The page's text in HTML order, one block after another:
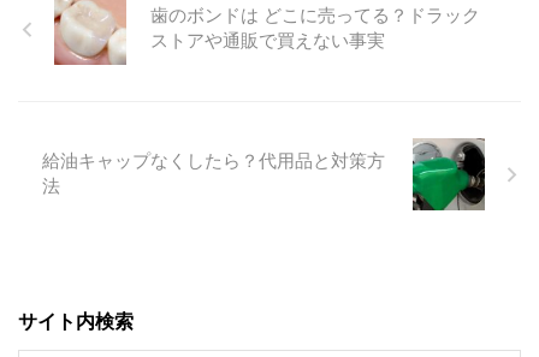
歯のボンドは どこに売ってる？ドラック
ストアや通販で買えない事実
給油キャップなくしたら？代用品と対策方
法
サイト内検索